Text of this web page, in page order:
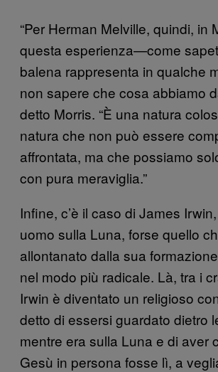
“Per Herman Melville, quindi, in
questa esperienza—come
balena rappresenta in qualche
non sapere che cosa abbiamo
detto Morris. “È una natura
natura che non può essere
affrontata, ma che possiamo
con pura meraviglia.”
Infine, c’è il caso di James Irwin,
uomo sulla Luna, forse quello
allontanato dalla sua
nel modo più radicale. Là, tra i
Irwin è diventato un religioso
detto di essersi guardato dietro
mentre era sulla Luna e di aver
Gesù in persona fosse lì, a